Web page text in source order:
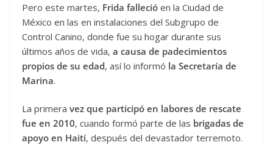
Pero este martes, Frida falleció en la Ciudad de
México en las en instalaciones del Subgrupo de
Control Canino, donde fue su hogar durante sus
últimos años de vida, a causa de padecimientos
propios de su edad, así lo informó la Secretaría de
Marina.
La primera vez que participó en labores de rescate
fue en 2010, cuando formó parte de las brigadas de
apoyo en Haití, después del devastador terremoto.